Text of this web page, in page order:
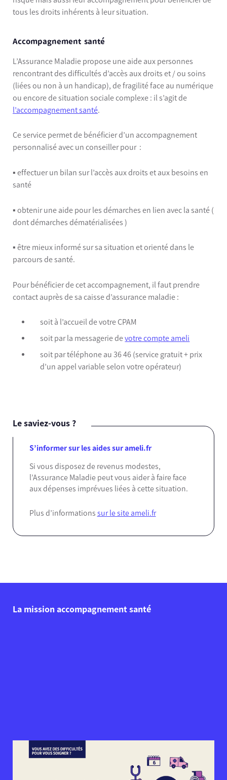
tous les droits inhérents à leur situation.
Accompagnement santé
L’Assurance Maladie propose une aide aux personnes
rencontrant des difficultés d’accès aux droits et / ou soins
(liées ou non à un handicap), de fragilité face au numérique
ou encore de situation sociale complexe : il s’agit de
l’accompagnement santé.
Ce service permet de bénéficier d’un accompagnement
personnalisé avec un conseiller pour :
▪️ effectuer un bilan sur l’accès aux droits et aux besoins en
santé
▪️ obtenir une aide pour les démarches en lien avec la santé (
dont démarches dématérialisées )
▪️️ être mieux informé sur sa situation et orienté dans le
parcours de santé.
Pour bénéficier de cet accompagnement, il faut prendre
contact auprès de sa caisse d’assurance maladie :
soit à l’accueil de votre CPAM
soit par la messagerie devotre compte ameli
soit par téléphone au 36 46 (service gratuit + prix
d’un appel variable selon votre opérateur)
Le saviez-vous ?
S’informer sur les aides sur ameli.fr
Si vous disposez de revenus modestes,
l’Assurance Maladie peut vous aider à faire face
aux dépenses imprévues liées à cette situation.
Plus d’informations sur le site ameli.fr
La mission accompagnement santé